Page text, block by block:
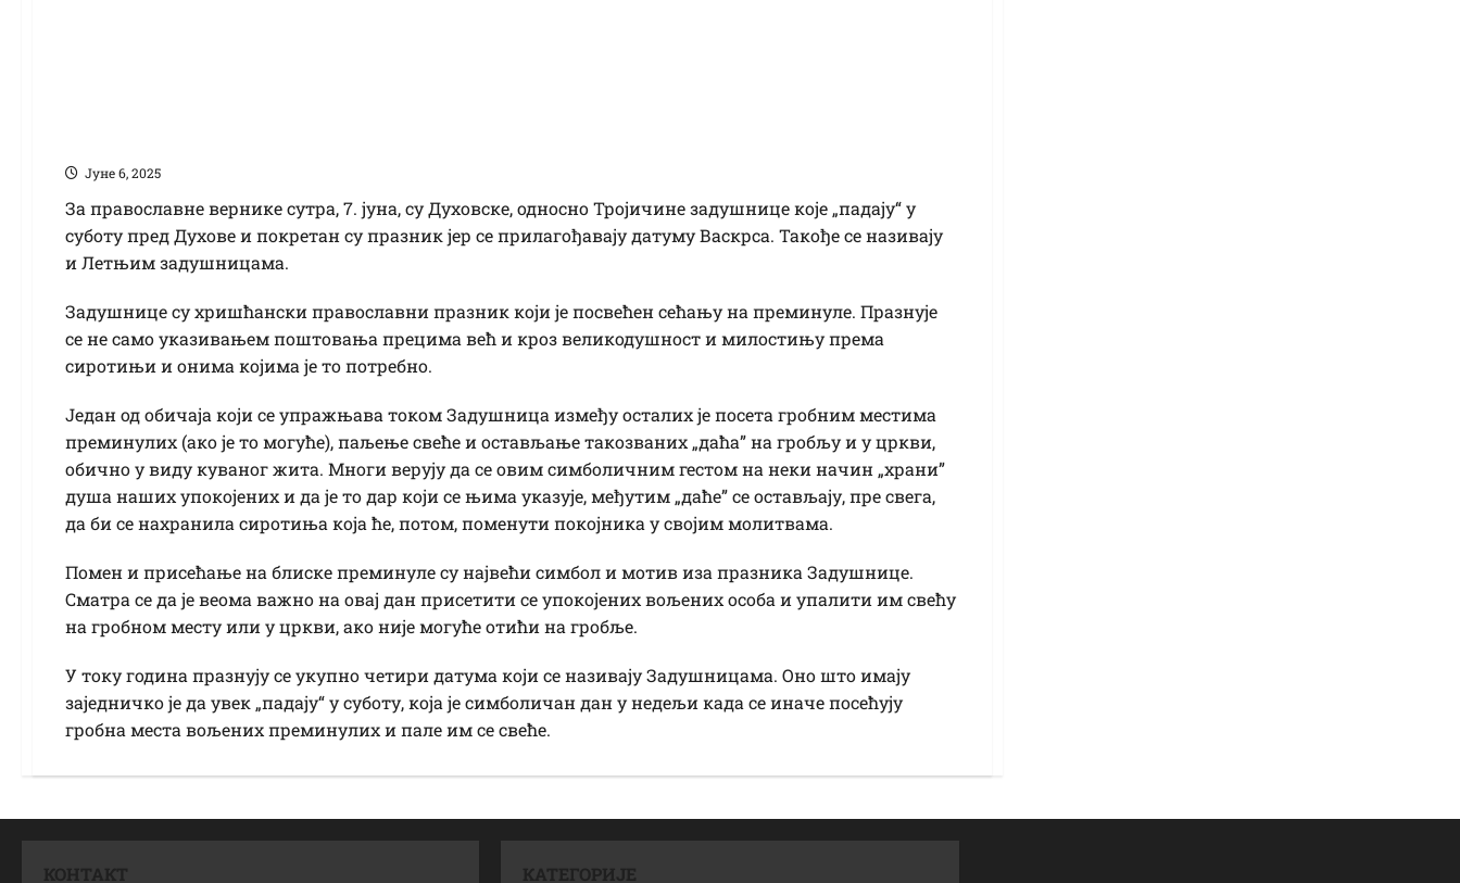
Јуне 6, 2025
За православне вернике сутра, 7. јуна, су Духовске, односно Тројичине задушнице које „падају“ у
суботу пред Духове и покретан су празник јер се прилагођавају датуму Васкрса. Такође се називају
и Летњим задушницама.
Задушнице су хришћански православни празник који је посвећен сећању на преминуле. Празнује
се не само указивањем поштовања прецима већ и кроз великодушност и милостињу према
сиротињи и онима којима је то потребно.
Један од обичаја који се упражњава током Задушница између осталих је посета гробним местима
преминулих (ако је то могуће), паљење свеће и остављање такозваних „даћа” на гробљу и у цркви,
обично у виду куваног жита. Многи верују да се овим симболичним гестом на неки начин „храни”
душа наших упокојених и да је то дар који се њима указује, међутим „даће” се остављају, пре свега,
да би се нахранила сиротиња која ће, потом, поменути покојника у својим молитвама.
Помен и присећање на блиске преминуле су највећи симбол и мотив иза празника Задушнице.
Сматра се да је веома важно на овај дан присетити се упокојених вољених особа и упалити им свећу
на гробном месту или у цркви, ако није могуће отићи на гробље.
У току година празнују се укупно четири датума који се називају Задушницама. Оно што имају
заједничко је да увек „падају“ у суботу, која је симболичан дан у недељи када се иначе посећују
гробна места вољених преминулих и пале им се свеће.
КОНТАКТ КАТЕГОРИЈЕ